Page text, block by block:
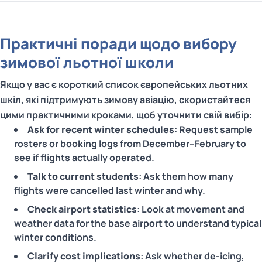
Практичні поради щодо вибору
зимової льотної школи
Якщо у вас є короткий список європейських льотних
шкіл, які підтримують зимову авіацію, скористайтеся
цими практичними кроками, щоб уточнити свій вибір:
Ask for recent winter schedules: Request sample
rosters or booking logs from December–February to
see if flights actually operated.
Talk to current students: Ask them how many
flights were cancelled last winter and why.
Check airport statistics: Look at movement and
weather data for the base airport to understand typical
winter conditions.
Clarify cost implications: Ask whether de-icing,